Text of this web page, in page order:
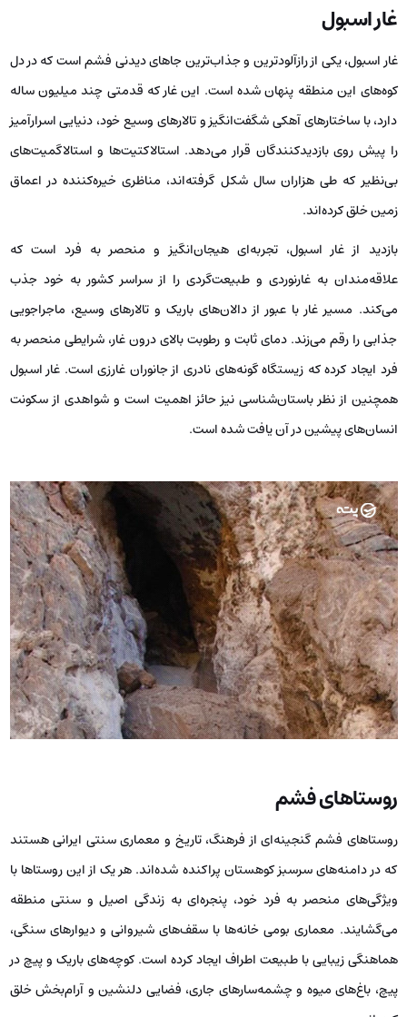
غار اسبول
غار اسبول، یکی از رازآلودترین و جذاب‌ترین جاهای دیدنی فشم است که در دل
کوه‌های این منطقه پنهان شده است. این غار که قدمتی چند میلیون ساله
دارد، با ساختارهای آهکی شگفت‌انگیز و تالارهای وسیع خود، دنیایی اسرارآمیز
را پیش روی بازدیدکنندگان قرار می‌دهد. استالاکتیت‌ها و استالاگمیت‌های
بی‌نظیر که طی هزاران سال شکل گرفته‌اند، مناظری خیره‌کننده در اعماق
زمین خلق کرده‌اند.
بازدید از غار اسبول، تجربه‌ای هیجان‌انگیز و منحصر به فرد است که
علاقه‌مندان به غارنوردی و طبیعت‌گردی را از سراسر کشور به خود جذب
می‌کند. مسیر غار با عبور از دالان‌های باریک و تالارهای وسیع، ماجراجویی
جذابی را رقم می‌زند. دمای ثابت و رطوبت بالای درون غار، شرایطی منحصر به
فرد ایجاد کرده که زیستگاه گونه‌های نادری از جانوران غارزی است. غار اسبول
همچنین از نظر باستان‌شناسی نیز حائز اهمیت است و شواهدی از سکونت
انسان‌های پیشین در آن یافت شده است.
روستاهای فشم
روستاهای فشم گنجینه‌ای از فرهنگ، تاریخ و معماری سنتی ایرانی هستند
که در دامنه‌های سرسبز کوهستان پراکنده شده‌اند. هر یک از این روستاها با
ویژگی‌های منحصر به فرد خود، پنجره‌ای به زندگی اصیل و سنتی منطقه
می‌گشایند. معماری بومی خانه‌ها با سقف‌های شیروانی و دیوارهای سنگی،
هماهنگی زیبایی با طبیعت اطراف ایجاد کرده است. کوچه‌های باریک و پیچ در
پیچ، باغ‌های میوه و چشمه‌سارهای جاری، فضایی دلنشین و آرام‌بخش خلق